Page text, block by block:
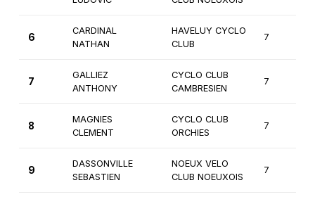
6
CARDINAL
NATHAN
HAVELUY CYCLO
CLUB
7
7
GALLIEZ
ANTHONY
CYCLO CLUB
CAMBRESIEN
7
8
MAGNIES
CLEMENT
CYCLO CLUB
ORCHIES
7
9
DASSONVILLE
SEBASTIEN
NOEUX VELO
CLUB NOEUXOIS
7